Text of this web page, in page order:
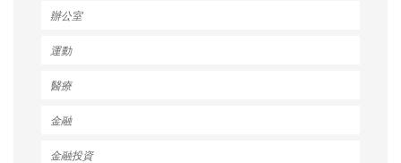
辦公室
運動
醫療
金融
金融投資